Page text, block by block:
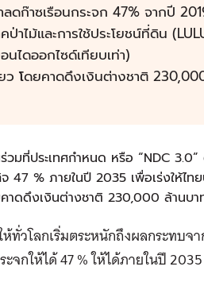
ดก๊าซเรือนกระจก 47% จากปี
าไม้และการใช้ประโยชน์ที่ดิน
ไดออกไซด์เทียบเท่า)
ว โดยคาดดึงเงินต่างชาติ
วมที่ประเทศกำหนด หรือ “NDC
จ 47 % ภายในปี 2035 เพื่อเร่งให้
คาดดึงเงินต่างชาติ 230,000 ล้านบ
วโลกเริ่มตระหนักถึงผลกระทบจา
จกให้ได้ 47 % ให้ได้ภายในปี 2035